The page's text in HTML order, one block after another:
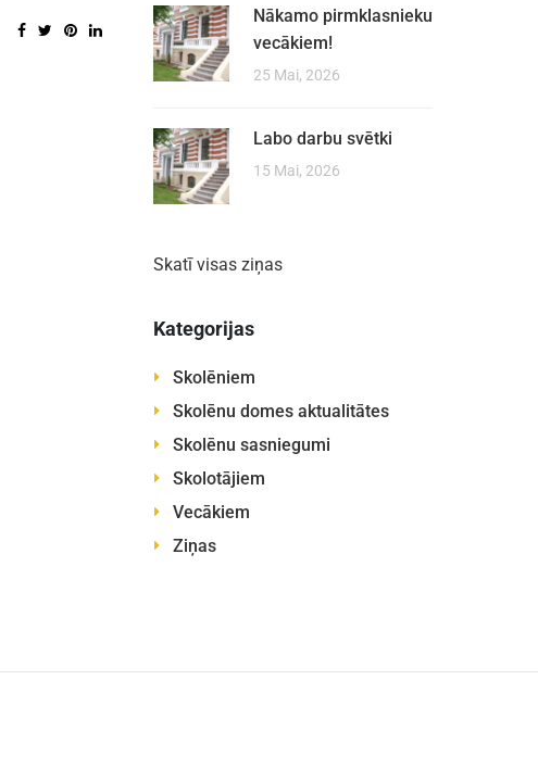
Nākamo pirmklasnieku
vecākiem!
25 Mai, 2026
Labo darbu svētki
15 Mai, 2026
Skatī visas ziņas
Kategorijas
Skolēniem
Skolēnu domes aktualitātes
Skolēnu sasniegumi
Skolotājiem
Vecākiem
Ziņas